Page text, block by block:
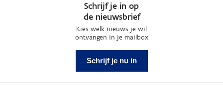
Schrijf je in op
de nieuwsbrief
Kies welk nieuws je wil
ontvangen in je mailbox
Schrijf je nu in